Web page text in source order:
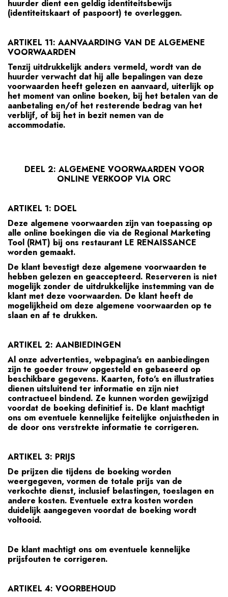
huurder dient een geldig identiteitsbewijs
(identiteitskaart of paspoort) te overleggen.
ARTIKEL 11: AANVAARDING VAN DE ALGEMENE
VOORWAARDEN
Tenzij uitdrukkelijk anders vermeld, wordt van de
huurder verwacht dat hij alle bepalingen van deze
voorwaarden heeft gelezen en aanvaard, uiterlijk op
het moment van online boeken, bij het betalen van de
aanbetaling en/of het resterende bedrag van het
verblijf, of bij het in bezit nemen van de
accommodatie.
DEEL 2: ALGEMENE VOORWAARDEN VOOR
ONLINE VERKOOP VIA ORC
ARTIKEL 1: DOEL
Deze algemene voorwaarden zijn van toepassing op
alle online boekingen die via de Regional Marketing
Tool (RMT) bij ons restaurant LE RENAISSANCE
worden gemaakt.
De klant bevestigt deze algemene voorwaarden te
hebben gelezen en geaccepteerd. Reserveren is niet
mogelijk zonder de uitdrukkelijke instemming van de
klant met deze voorwaarden. De klant heeft de
mogelijkheid om deze algemene voorwaarden op te
slaan en af te drukken.
ARTIKEL 2: AANBIEDINGEN
Al onze advertenties, webpagina's en aanbiedingen
zijn te goeder trouw opgesteld en gebaseerd op
beschikbare gegevens. Kaarten, foto's en illustraties
dienen uitsluitend ter informatie en zijn niet
contractueel bindend. Ze kunnen worden gewijzigd
voordat de boeking definitief is. De klant machtigt
ons om eventuele kennelijke feitelijke onjuistheden in
de door ons verstrekte informatie te corrigeren.
ARTIKEL 3: PRIJS
De prijzen die tijdens de boeking worden
weergegeven, vormen de totale prijs van de
verkochte dienst, inclusief belastingen, toeslagen en
andere kosten. Eventuele extra kosten worden
duidelijk aangegeven voordat de boeking wordt
voltooid.
De klant machtigt ons om eventuele kennelijke
prijsfouten te corrigeren.
ARTIKEL 4: VOORBEHOUD